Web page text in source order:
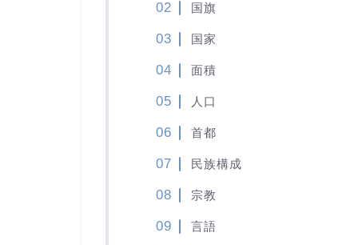
国旗
国家
面積
人口
首都
民族構成
宗教
言語